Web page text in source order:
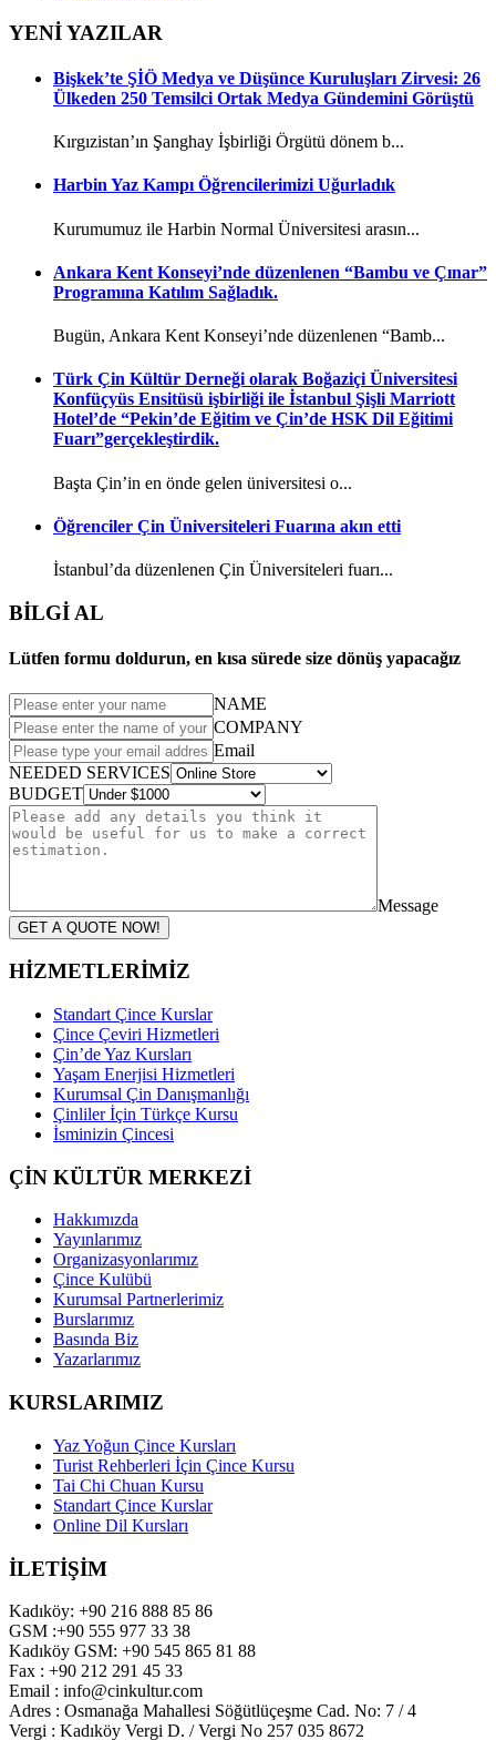
YENİ YAZILAR
Bişkek’te ŞİÖ Medya ve Düşünce Kuruluşları Zirvesi: 26
Ülkeden 250 Temsilci Ortak Medya Gündemini Görüştü
Kırgızistan’ın Şanghay İşbirliği Örgütü dönem b...
Harbin Yaz Kampı Öğrencilerimizi Uğurladık
Kurumumuz ile Harbin Normal Üniversitesi arasın...
Ankara Kent Konseyi’nde düzenlenen “Bambu ve Çınar”
Programına Katılım Sağladık.
Bugün, Ankara Kent Konseyi’nde düzenlenen “Bamb...
Türk Çin Kültür Derneği olarak Boğaziçi Üniversitesi
Konfüçyüs Ensitüsü işbirliği ile İstanbul Şişli Marriott
Hotel’de “Pekin’de Eğitim ve Çin’de HSK Dil Eğitimi
Fuarı”gerçekleştirdik.
Başta Çin’in en önde gelen üniversitesi o...
Öğrenciler Çin Üniversiteleri Fuarına akın etti
İstanbul’da düzenlenen Çin Üniversiteleri fuarı...
BİLGİ AL
Lütfen formu doldurun, en kısa sürede size dönüş yapacağız
NAME
COMPANY
Email
NEEDED SERVICES
BUDGET
Message
GET A QUOTE NOW!
HİZMETLERİMİZ
Standart Çince Kurslar
Çince Çeviri Hizmetleri
Çin’de Yaz Kursları
Yaşam Enerjisi Hizmetleri
Kurumsal Çin Danışmanlığı
Çinliler İçin Türkçe Kursu
İsminizin Çincesi
ÇİN KÜLTÜR MERKEZİ
Hakkımızda
Yayınlarımız
Organizasyonlarımız
Çince Kulübü
Kurumsal Partnerlerimiz
Burslarımız
Basında Biz
Yazarlarımız
KURSLARIMIZ
Yaz Yoğun Çince Kursları
Turist Rehberleri İçin Çince Kursu
Tai Chi Chuan Kursu
Standart Çince Kurslar
Online Dil Kursları
İLETİŞİM
Kadıköy: +90 216 888 85 86
GSM :+90 555 977 33 38
Kadıköy GSM: +90 545 865 81 88
Fax : +90 212 291 45 33
Email : info@cinkultur.com
Adres : Osmanağa Mahallesi Söğütlüçeşme Cad. No: 7 / 4
Vergi : Kadıköy Vergi D. / Vergi No 257 035 8672